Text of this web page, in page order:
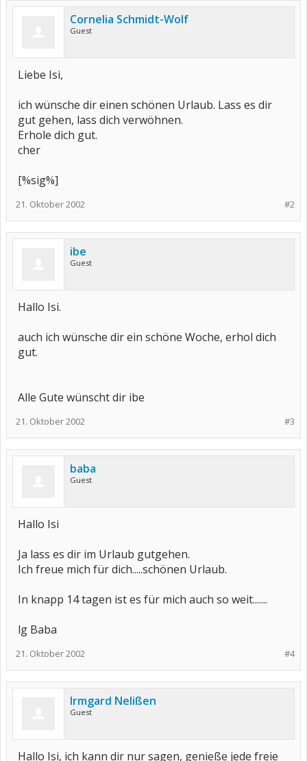
Cornelia Schmidt-Wolf
Guest
Liebe Isi,
ich wünsche dir einen schönen Urlaub. Lass es dir
gut gehen, lass dich verwöhnen.
Erhole dich gut.
cher
[%sig%]
#2
21. Oktober 2002
ibe
Guest
Hallo Isi.
auch ich wünsche dir ein schöne Woche, erhol dich
gut.
Alle Gute wünscht dir ibe
#3
21. Oktober 2002
baba
Guest
Hallo Isi
Ja lass es dir im Urlaub gutgehen.
Ich freue mich für dich.....schönen Urlaub.
In knapp 14 tagen ist es für mich auch so weit.......
lg Baba
#4
21. Oktober 2002
Irmgard Nelißen
Guest
Hallo Isi, ich kann dir nur sagen, genieße jede freie